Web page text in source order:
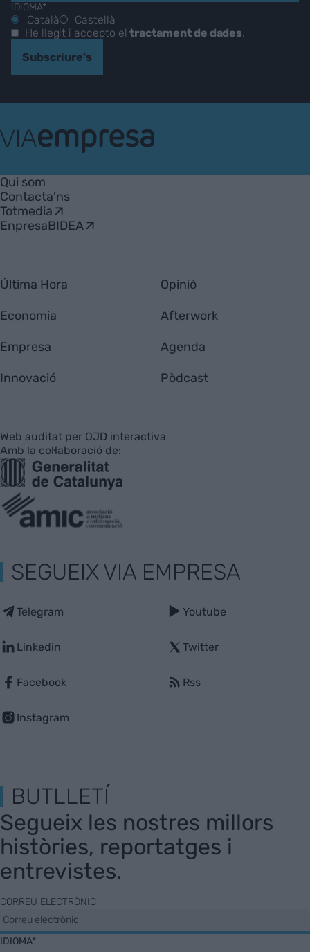
IDIOMA*
Català
Castellà
He llegit i accepto eltractament de dades
Subscriure's
Empresa
Qui som
Contacta'ns
Totmedia
EnpresaBIDEA
Última Hora
Economia
Empresa
Innovació
Opinió
Afterwork
Agenda
Pòdcast
Web auditat per OJD interactiva
Amb la col·laboració de:
SEGUEIX VIA EMPRESA
Telegram
Linkedin
Facebook
Instagram
Youtube
Twitter
Rss
BUTLLETÍ
Segueix les nostres millors
històries, reportatges i
entrevistes.
CORREU ELECTRÒNIC
IDIOMA*